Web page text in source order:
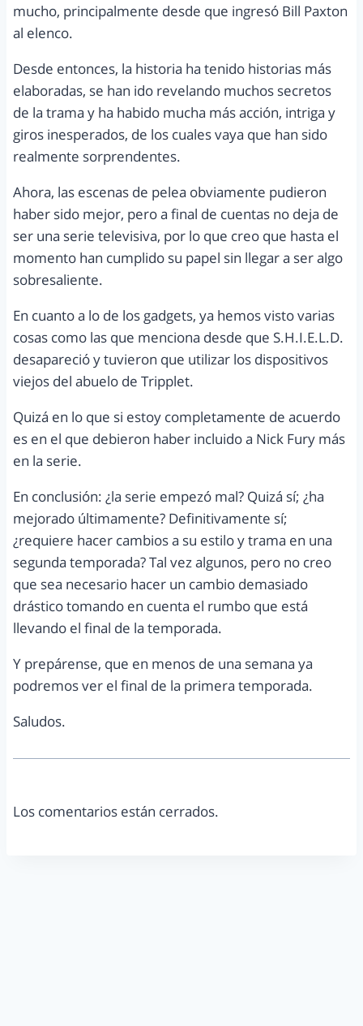
mucho, principalmente desde que ingresó Bill Paxton
al elenco.
Desde entonces, la historia ha tenido historias más
elaboradas, se han ido revelando muchos secretos
de la trama y ha habido mucha más acción, intriga y
giros inesperados, de los cuales vaya que han sido
realmente sorprendentes.
Ahora, las escenas de pelea obviamente pudieron
haber sido mejor, pero a final de cuentas no deja de
ser una serie televisiva, por lo que creo que hasta el
momento han cumplido su papel sin llegar a ser algo
sobresaliente.
En cuanto a lo de los gadgets, ya hemos visto varias
cosas como las que menciona desde que S.H.I.E.L.D.
desapareció y tuvieron que utilizar los dispositivos
viejos del abuelo de Tripplet.
Quizá en lo que si estoy completamente de acuerdo
es en el que debieron haber incluido a Nick Fury más
en la serie.
En conclusión: ¿la serie empezó mal? Quizá sí; ¿ha
mejorado últimamente? Definitivamente sí;
¿requiere hacer cambios a su estilo y trama en una
segunda temporada? Tal vez algunos, pero no creo
que sea necesario hacer un cambio demasiado
drástico tomando en cuenta el rumbo que está
llevando el final de la temporada.
Y prepárense, que en menos de una semana ya
podremos ver el final de la primera temporada.
Saludos.
Los comentarios están cerrados.